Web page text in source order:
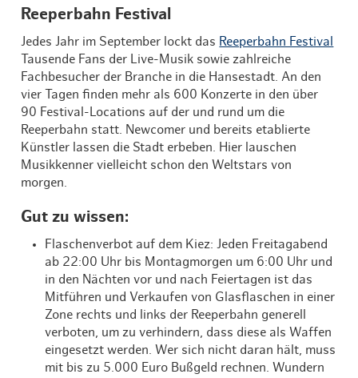
Reeperbahn Festival
Jedes Jahr im September lockt das Reeperbahn Festival
Tausende Fans der Live-Musik sowie zahlreiche
Fachbesucher der Branche in die Hansestadt. An den
vier Tagen finden mehr als 600 Konzerte in den über
90 Festival-Locations auf der und rund um die
Reeperbahn statt. Newcomer und bereits etablierte
Künstler lassen die Stadt erbeben. Hier lauschen
Musikkenner vielleicht schon den Weltstars von
morgen.
Gut zu wissen:
Flaschenverbot auf dem Kiez: Jeden Freitagabend
ab 22:00 Uhr bis Montagmorgen um 6:00 Uhr und
in den Nächten vor und nach Feiertagen ist das
Mitführen und Verkaufen von Glasflaschen in einer
Zone rechts und links der Reeperbahn generell
verboten, um zu verhindern, dass diese als Waffen
eingesetzt werden. Wer sich nicht daran hält, muss
mit bis zu 5.000 Euro Bußgeld rechnen. Wundern